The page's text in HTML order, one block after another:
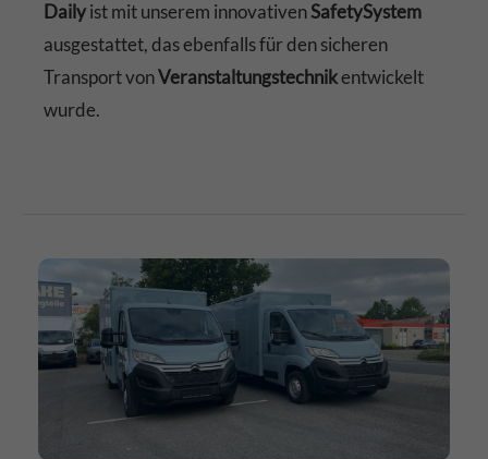
Dailyist mit unserem innovativenSafetySystem
ausgestattet, das ebenfalls für den sicheren
Transport vonVeranstaltungstechnikentwickelt
wurde.